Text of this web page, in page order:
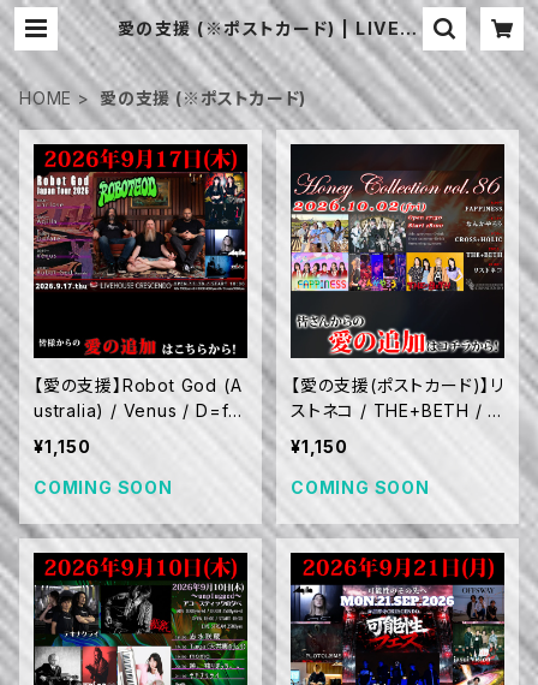
愛の支援 (※ポストカード) | LIVE H
OUSE CRESCENDO
HOME 愛の支援 (※ポストカード)
【愛の支援】Robot God (A
ustralia) / Venus / D=fat
e / Aqilla / unclose (9/1
7)
¥1,150
COMING SOON
【愛の支援(ポストカード)】リ
ストネコ / THE+BETH / C
ROSS+HOLIC / なんかや
ろう / FAPPINESS (10/2)
¥1,150
COMING SOON